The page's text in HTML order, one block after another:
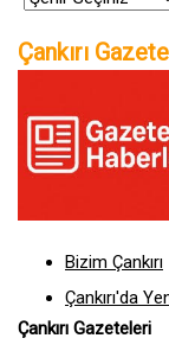
Çankırı
Bizim Çankırı
Çankırı'da
Çankırı Gazeteleri